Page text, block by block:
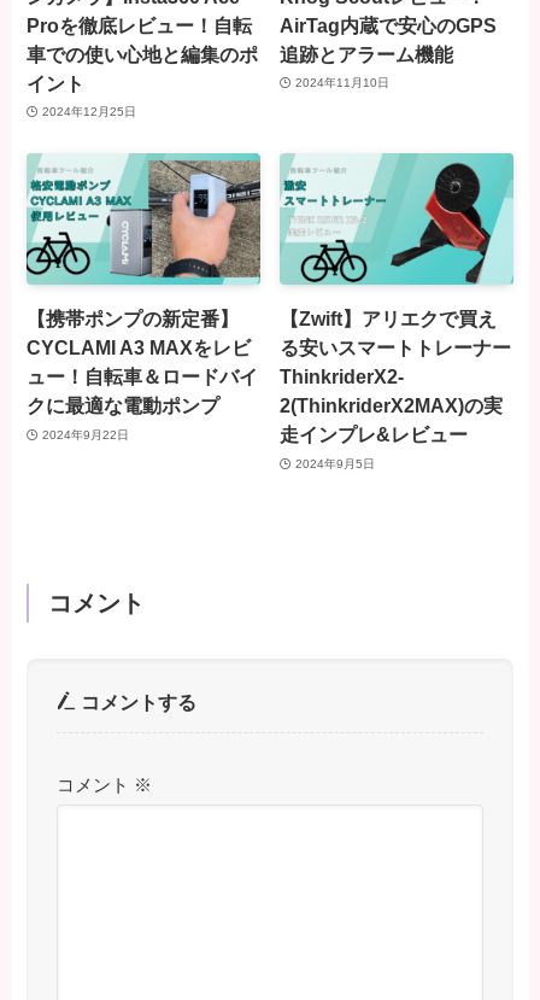
Proを徹底レビュー！自転
車での使い心地と編集のポ
イント
2024年12月25日
AirTag内蔵で安心のGPS
追跡とアラーム機能
2024年11月10日
【携帯ポンプの新定番】
CYCLAMI A3 MAXをレビ
ュー！自転車＆ロードバイ
クに最適な電動ポンプ
2024年9月22日
【Zwift】アリエクで買え
る安いスマートトレーナー
ThinkriderX2-
2(ThinkriderX2MAX)の実
走インプレ&レビュー
2024年9月5日
コメント
コメントする
コメント ※